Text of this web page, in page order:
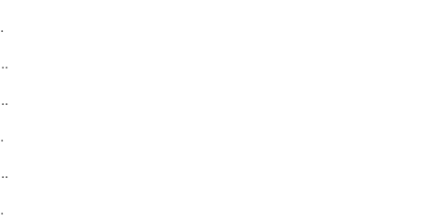
维修选择
法(冷却塔填料使用多少
(冷却塔内的平衡管是干
却水塔吨
冷却塔改造需要做什么)
式冷却塔